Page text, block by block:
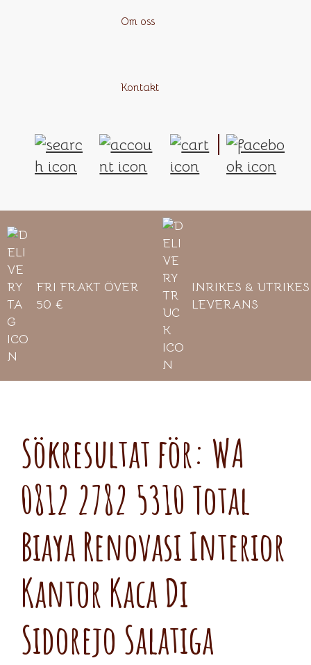
Om oss
Kontakt
FRI FRAKT ÖVER
50 €
INRIKES & UTRIKES
LEVERANS
Sökresultat för: WA
0812 2782 5310 Total
Biaya Renovasi Interior
Kantor Kaca Di
Sidorejo Salatiga